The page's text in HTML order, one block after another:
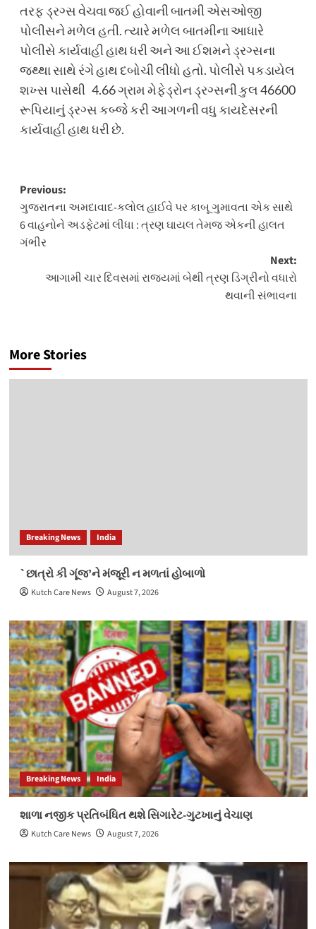
તરફ ડ્રગ્સ વેચવા જઈ હોવાની બાતમી એસઓજી
પોલીસને મળેલ હતી. ત્યારે મળેલ બાતમીના આધારે
પોલીસે કાર્યવાહી હાથ ધરી અને આ ઈશમને ડ્રગ્સના
જથ્થા સાથે રંગે હાથ દબોચી લીધો હતો. પોલીસે પકડાયેલ
શખ્સ પાસેથી 4.66 ગ્રામ મેફેડ્રોન ડ્રગ્સની કુલ 46600
રૂપિયાનું ડ્રગ્સ કબ્જે કરી આગળની વધુ કાયદેસરની
કાર્યવાહી હાથ ધરી છે.
Post
navigation
Previous:
ગુજરાતના અમદાવાદ-કલોલ હાઈવે પર કાબૂ ગુમાવતા એક સાથે
6 વાહનોને અડફેટમાં લીધા : ત્રણ ઘાયલ તેમજ એકની હાલત
ગંભીર
Next:
આગામી ચાર દિવસમાં રાજ્યમાં બેથી ત્રણ ડિગ્રીનો વધારો
થવાની સંભાવના
More Stories
Breaking News India
`છાત્રો કી ગૂંજ’ને મંજૂરી ન મળતાં હોબાળો
Kutch Care News August 7, 2026
Breaking News India
શાળા નજીક પ્રતિબંધિત થશે સિગારેટ-ગુટખાનું વેચાણ
Kutch Care News August 7, 2026